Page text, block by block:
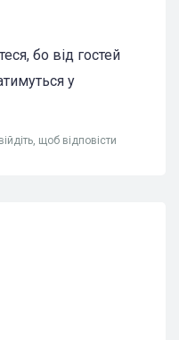
бо від гостей
у
щоб відповісти